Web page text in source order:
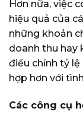
Hơn nữa, việc
hiệu quả của
những khoản
doanh thu hay
điều chỉnh tỷ
hợp hơn với
Các công cụ